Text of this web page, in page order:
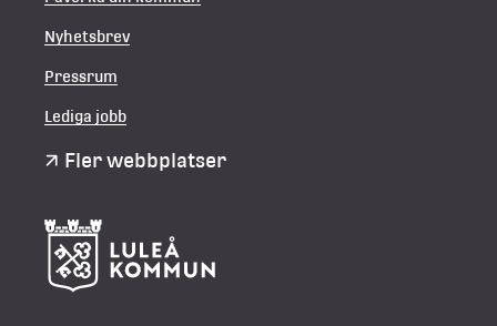
Nyhetsbrev
Pressrum
Lediga jobb
Fler webbplatser